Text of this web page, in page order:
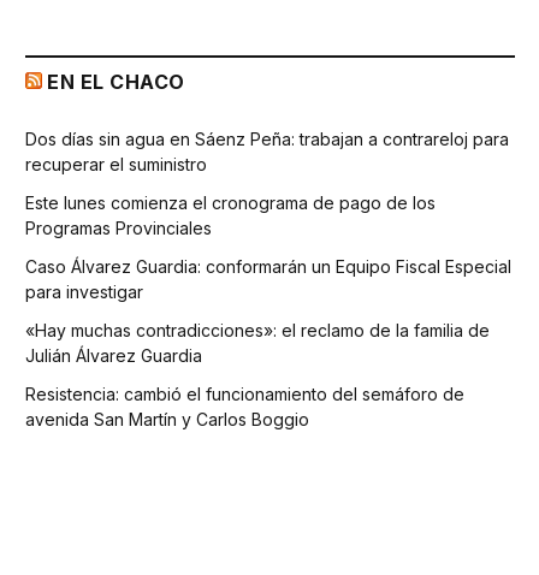
EN EL CHACO
Dos días sin agua en Sáenz Peña: trabajan a contrareloj para
recuperar el suministro
Este lunes comienza el cronograma de pago de los
Programas Provinciales
Caso Álvarez Guardia: conformarán un Equipo Fiscal Especial
para investigar
«Hay muchas contradicciones»: el reclamo de la familia de
Julián Álvarez Guardia
Resistencia: cambió el funcionamiento del semáforo de
avenida San Martín y Carlos Boggio